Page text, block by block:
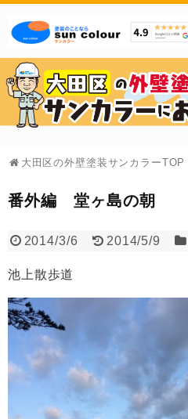
大田区の外壁塗装サンカラーTOP
番外編 堂ヶ島の朝
2014/3/6 2014/5/9
池上散歩道